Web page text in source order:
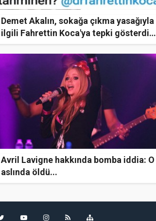
Demet Akalın, sokağa çıkma yasağıyla
ilgili Fahrettin Koca'ya tepki gösterdiği
paylaşımını sildi
Avril Lavigne hakkında bomba iddia: O
aslında öldü...